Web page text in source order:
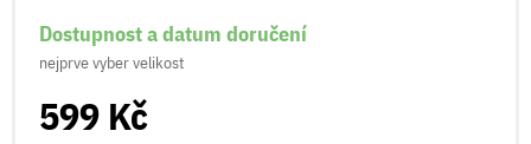
Dostupnost a datum doručení
nejprve vyber velikost
599 Kč